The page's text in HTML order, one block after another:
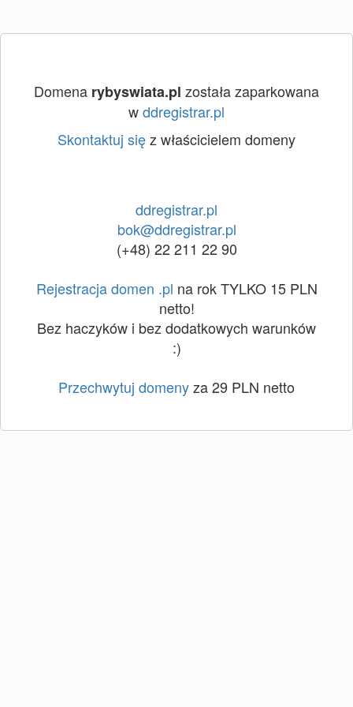
Domena rybyswiata.pl została zaparkowana
wddregistrar.pl
Skontaktuj sięz właścicielem domeny
ddregistrar.pl
bok@ddregistrar.pl
(+48) 22 211 22 90
Rejestracja domen .pl na rok TYLKO 15 PLN
netto!
Bez haczyków i bez dodatkowych warunków
:)
Przechwytuj domenyza 29 PLN netto